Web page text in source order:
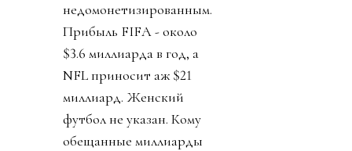
недомонетизированным.
Прибыль FIFA - около
$3.6 миллиарда в год, а
NFL приносит аж $21
миллиард. Женский
футбол не указан. Кому
обещанные миллиарды